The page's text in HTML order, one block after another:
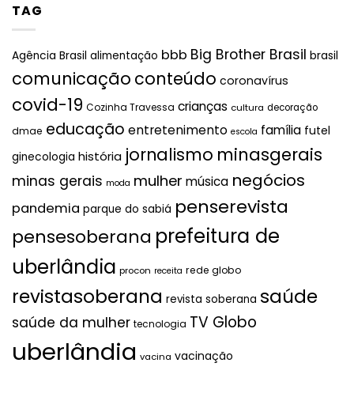
TAG
Agência Brasil alimentação bbb Big Brother Brasil brasil
comunicação conteúdo coronavírus
covid-19 Cozinha Travessa crianças cultura decoração
dmae educação entretenimento escola família futel
ginecologia história jornalismo minasgerais
minas gerais moda mulher música negócios
pandemia parque do sabiá penserevista
pensesoberana prefeitura de
uberlândia procon receita rede globo
revistasoberana revista soberana saúde
saúde da mulher tecnologia TV Globo
uberlândia vacina vacinação